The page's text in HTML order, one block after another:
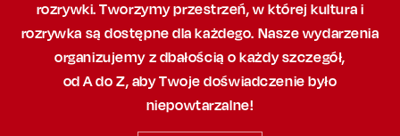
rozrywki. Tworzymy przestrzeń,w której kultura i
rozrywka są dostępne dla każdego. Nasze wydarzenia
organizujemy z dbałością o każdy szczegół,
od A do Z, abyTwoje doświadczenie było
niepowtarzalne!